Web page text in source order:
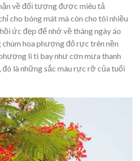
về đối tượng được miêu tả
cho bóng mát mà còn cho tôi nhiều
ức đẹp để nhớ về tháng ngày áo
hoa phượng đỏ rực trên nền
li ti bay như cơn mưa thanh
là những sắc màu rực rỡ của tuổi